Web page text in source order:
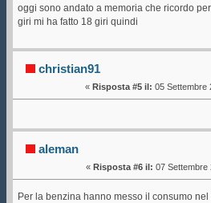
oggi sono andato a memoria che ricordo
giri mi ha fatto 18 giri quindi
christian91
« Risposta #5 il: 05 Settembre
aleman
« Risposta #6 il: 07 Settembre
Per la benzina hanno messo il consumo